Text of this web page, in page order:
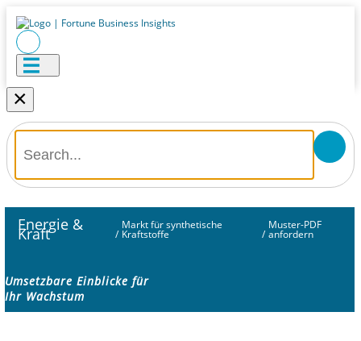
×
Energie &
Kraft /
Markt für synthetische
Kraftstoffe /
Muster-PDF
anfordern
Umsetzbare Einblicke für
Ihr Wachstum